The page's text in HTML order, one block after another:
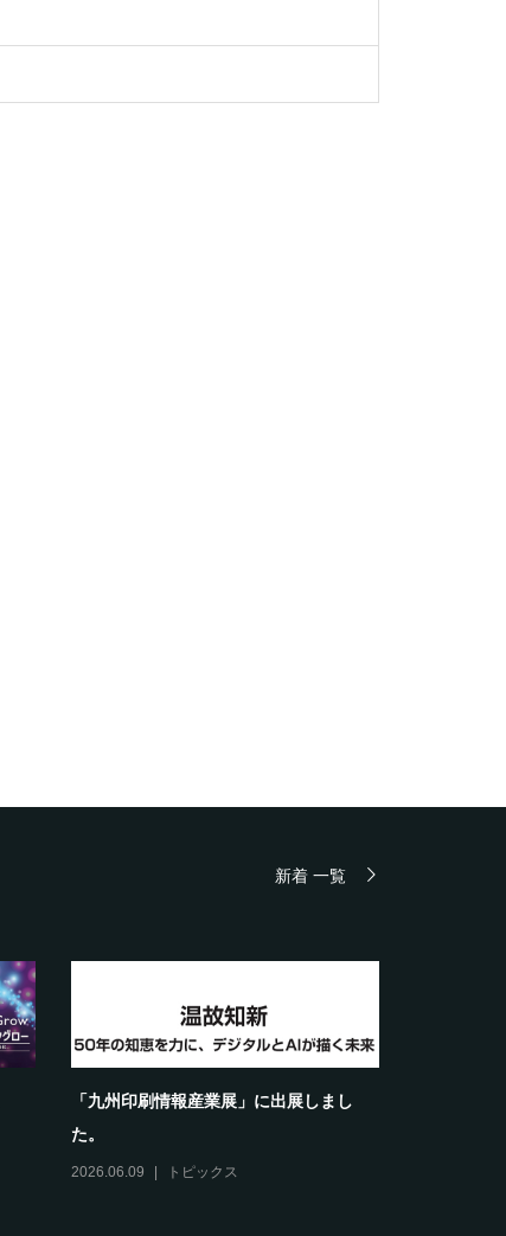
新着 一覧
「九州印刷情報産業展」に出展しまし
た。
2026.06.09 トピックス